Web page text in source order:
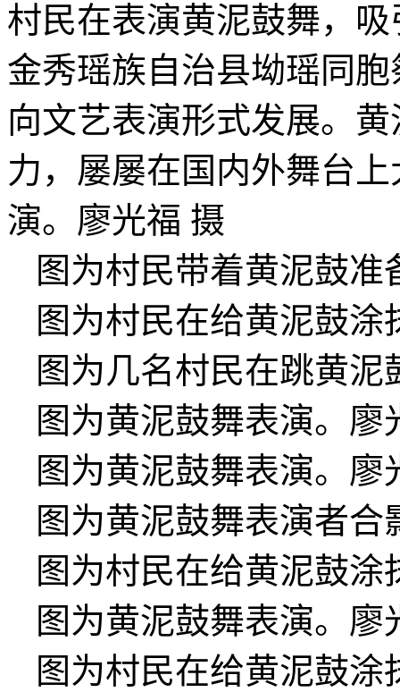
村民在表演黄泥鼓舞，
金秀瑶族自治县坳瑶同
向文艺表演形式发展。
力，屡屡在国内外舞台
演。廖光福 摄
图为村民带着黄泥鼓
图为村民在给黄泥鼓
图为几名村民在跳黄泥
图为黄泥鼓舞表演。廖
图为黄泥鼓舞表演。廖
图为黄泥鼓舞表演者合
图为村民在给黄泥鼓
图为黄泥鼓舞表演。廖
图为村民在给黄泥鼓